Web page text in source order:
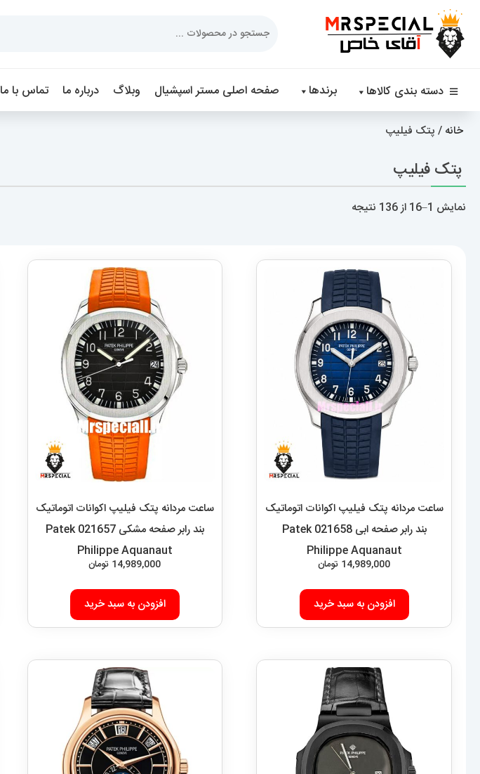
دسته بندی کالاها برندها صفحه اصلی مستر اسپشیال وبلاگ درباره ما تماس با ما
خانه / پتک فیلیپ
پتک فیلیپ
نمایش 1–16 از 136 نتیجه
جدیدترین
ساعت مردانه پتک فیلیپ اکوانات اتوماتیک
بند رابر صفحه ابی 021658 Patek
Philippe Aquanaut
14,989,000 تومان
افزودن به سبد خرید
ساعت مردانه پتک فیلیپ اکوانات اتوماتیک
بند رابر صفحه مشکی 021657 Patek
Philippe Aquanaut
14,989,000 تومان
افزودن به سبد خرید